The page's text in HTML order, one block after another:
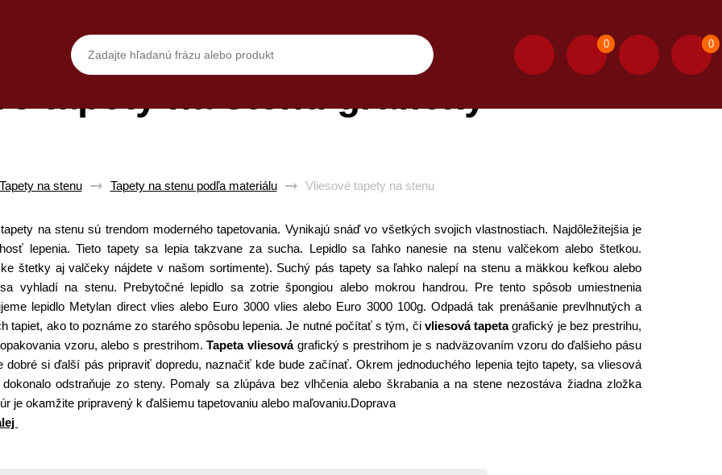
0 0
na stenu Tapety na stenu podľa materiálu Vliesové tapety na stenu
na stenu sú trendom moderného tapetovania. Vynikajú snáď vo všetkých svojich vlastnostiach. Najdôležitejšia je
lepenia. Tieto tapety sa lepia takzvane za sucha. Lepidlo sa ľahko nanesie na stenu valčekom alebo štetkou.
štetky aj valčeky nájdete v našom sortimente). Suchý pás tapety sa ľahko nalepí na stenu a mäkkou kefkou alebo
vyhladí na stenu. Prebytočné lepidlo sa zotrie špongiou alebo mokrou handrou. Pre tento spôsob umiestnenia
lepidlo Metylan direct vlies alebo Euro 3000 vlies alebo Euro 3000 100g. Odpadá tak prenášanie prevlhnutých a
tapiet, ako to poznáme zo starého spôsobu lepenia. Je nutné počítať s tým, či vliesová tapetagrafický je bez prestrihu,
vzoru, alebo s prestrihom.Tapeta vliesovágrafický s prestrihom je s nadväzovaním vzoru do ďalšieho pásu
dobré si ďalší pás pripraviť dopredu, naznačiť kde bude začínať. Okrem jednoduchého lepenia tejto tapety, sa vliesová
odstraňuje zo steny. Pomaly sa zlúpáva bez vlhčenia alebo škrabania a na stene nezostáva žiadna zložka
je okamžite pripravený k ďalšiemu tapetovaniu alebo maľovaniu.Doprava